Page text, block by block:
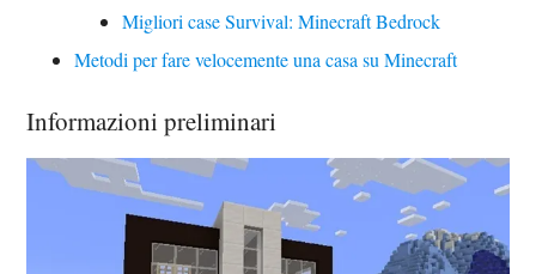
Migliori case Survival: Minecraft Bedrock
Metodi per fare velocemente una casa su Minecraft
Informazioni preliminari